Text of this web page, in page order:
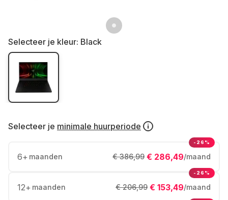
Selecteer je kleur: Black
Selecteer je minimale huurperiode
6+ maanden € 286,49/maand
€ 386,99
-26%
12+ maanden € 153,49/maand
€ 206,99
-26%